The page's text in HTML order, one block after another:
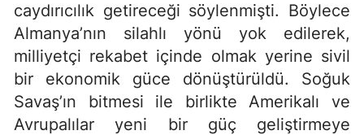
caydırıcılık getireceği söylenmişti. Böylece
Almanya’nın silahlı yönü yok edilerek,
milliyetçi rekabet içinde olmak yerine sivil
bir ekonomik güce dönüştürüldü. Soğuk
Savaş’ın bitmesi ile birlikte Amerikalı ve
Avrupalılar yeni bir güç geliştirmeye